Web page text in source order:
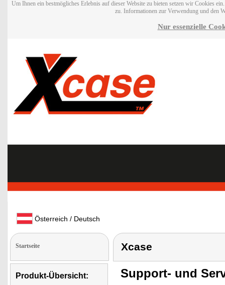
Um Ihnen ein bestmögliches Erlebnis auf dieser Website zu bieten setzen wir Cookies
zu. Informationen zur Verwendung und den
Nur essenzielle
Österreich / Deutsch
Startseite
Produkt-Übersicht:
Xcase
Support- und